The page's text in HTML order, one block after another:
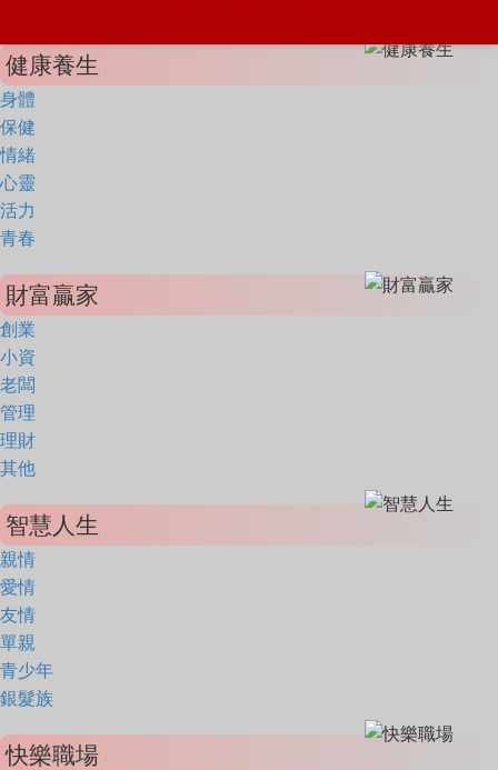
健康養生
身體
保健
情緒
心靈
活力
青春
財富贏家
創業
小資
老闆
管理
理財
其他
智慧人生
親情
愛情
友情
單親
青少年
銀髮族
快樂職場